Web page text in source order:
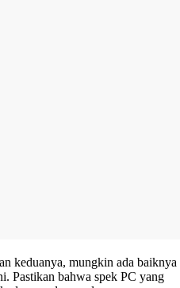
keduanya, mungkin ada baiknya
Pastikan bahwa spek PC yang